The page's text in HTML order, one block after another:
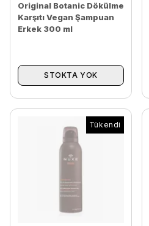
Original Botanic Dökülme
Karşıtı Vegan Şampuan
Erkek 300 ml
STOKTA YOK
Tükendi